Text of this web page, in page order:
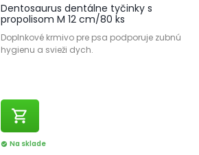
Dentosaurus dentálne tyčinky s
propolisom M 12 cm/80 ks
Doplnkové krmivo pre psa podporuje zubnú
hygienu a svieži dych.
shopping_cart
check_circle Na sklade